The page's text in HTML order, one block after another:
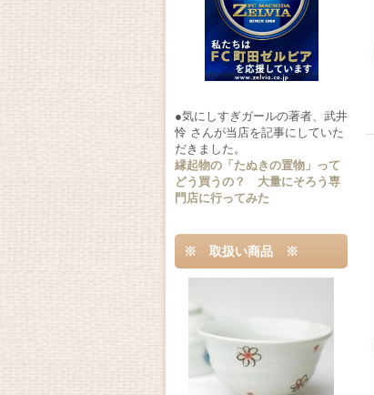
●気にしすぎガールの著者、武井
怜 さんが当店を記事にしていた
だきました。
縁起物の「たぬきの置物」って
どう買うの？ 大量にそろう専
門店に行ってみた
※ 取扱い商品 ※